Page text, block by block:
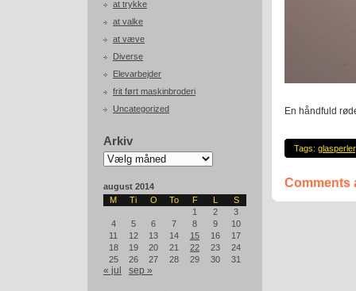
at trykke
at valke
at væve
Diverse
Elevarbejder
frit ført maskinbroderi
Uncategorized
Arkiv
Arkiv
august 2014
M
Ti O To F L
S
1
2
3
4
5 6 7 8 9
10
11
12 13 14 15 16
17
18
19 20 21 22 23
24
25
26 27 28 29 30 31
« jul sep »
En håndfuld
Tags: glasperler
Comments